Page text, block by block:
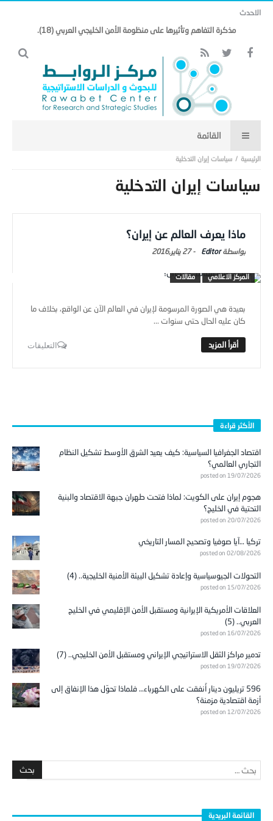
الاحدث
مذكرة التفاهم وتأثيرها على منظومة الأمن الخليجي العربي (18).
سياسات إيران التدخلية
سياسات إيران التدخلية
ماذا يعرف العالم عن إيران؟
Editor
-27 يناير,2016
المركز الاعلامي مقالات
بعيدة هي الصورة المرسومة لإيران في العالم الآن عن الواقع، بخلاف ما
كان عليه الحال حتى سنوات ...
التعليقات
الأكثر قراءة
اقتصاد الجغرافيا السياسية: كيف يعيد الشرق الأوسط تشكيل النظام
التجاري العالمي؟
posted on 19/07/2026
هجوم إيران على الكويت: لماذا فتحت طهران جبهة الاقتصاد والبنية
التحتية في الخليج؟
posted on 20/07/2026
تركيا …آيا صوفيا وتصحيح المسار التاريخي
posted on 02/08/2026
التحولات الجيوسياسية وإعادة تشكيل البيئة الأمنية الخليجية.. (4)
posted on 15/07/2026
العلاقات الأمريكية الإيرانية ومستقبل الأمن الإقليمي في الخليج
العربي.. (5)
posted on 16/07/2026
تدمير مراكز الثقل الاستراتيجي الإيراني ومستقبل الأمن الخليجي.. (7)
posted on 19/07/2026
596 تريليون دينار أُنفقت على الكهرباء… فلماذا تحوّل هذا الإنفاق إلى
أزمة اقتصادية مزمنة؟
posted on 12/07/2026
القائمة البريدية